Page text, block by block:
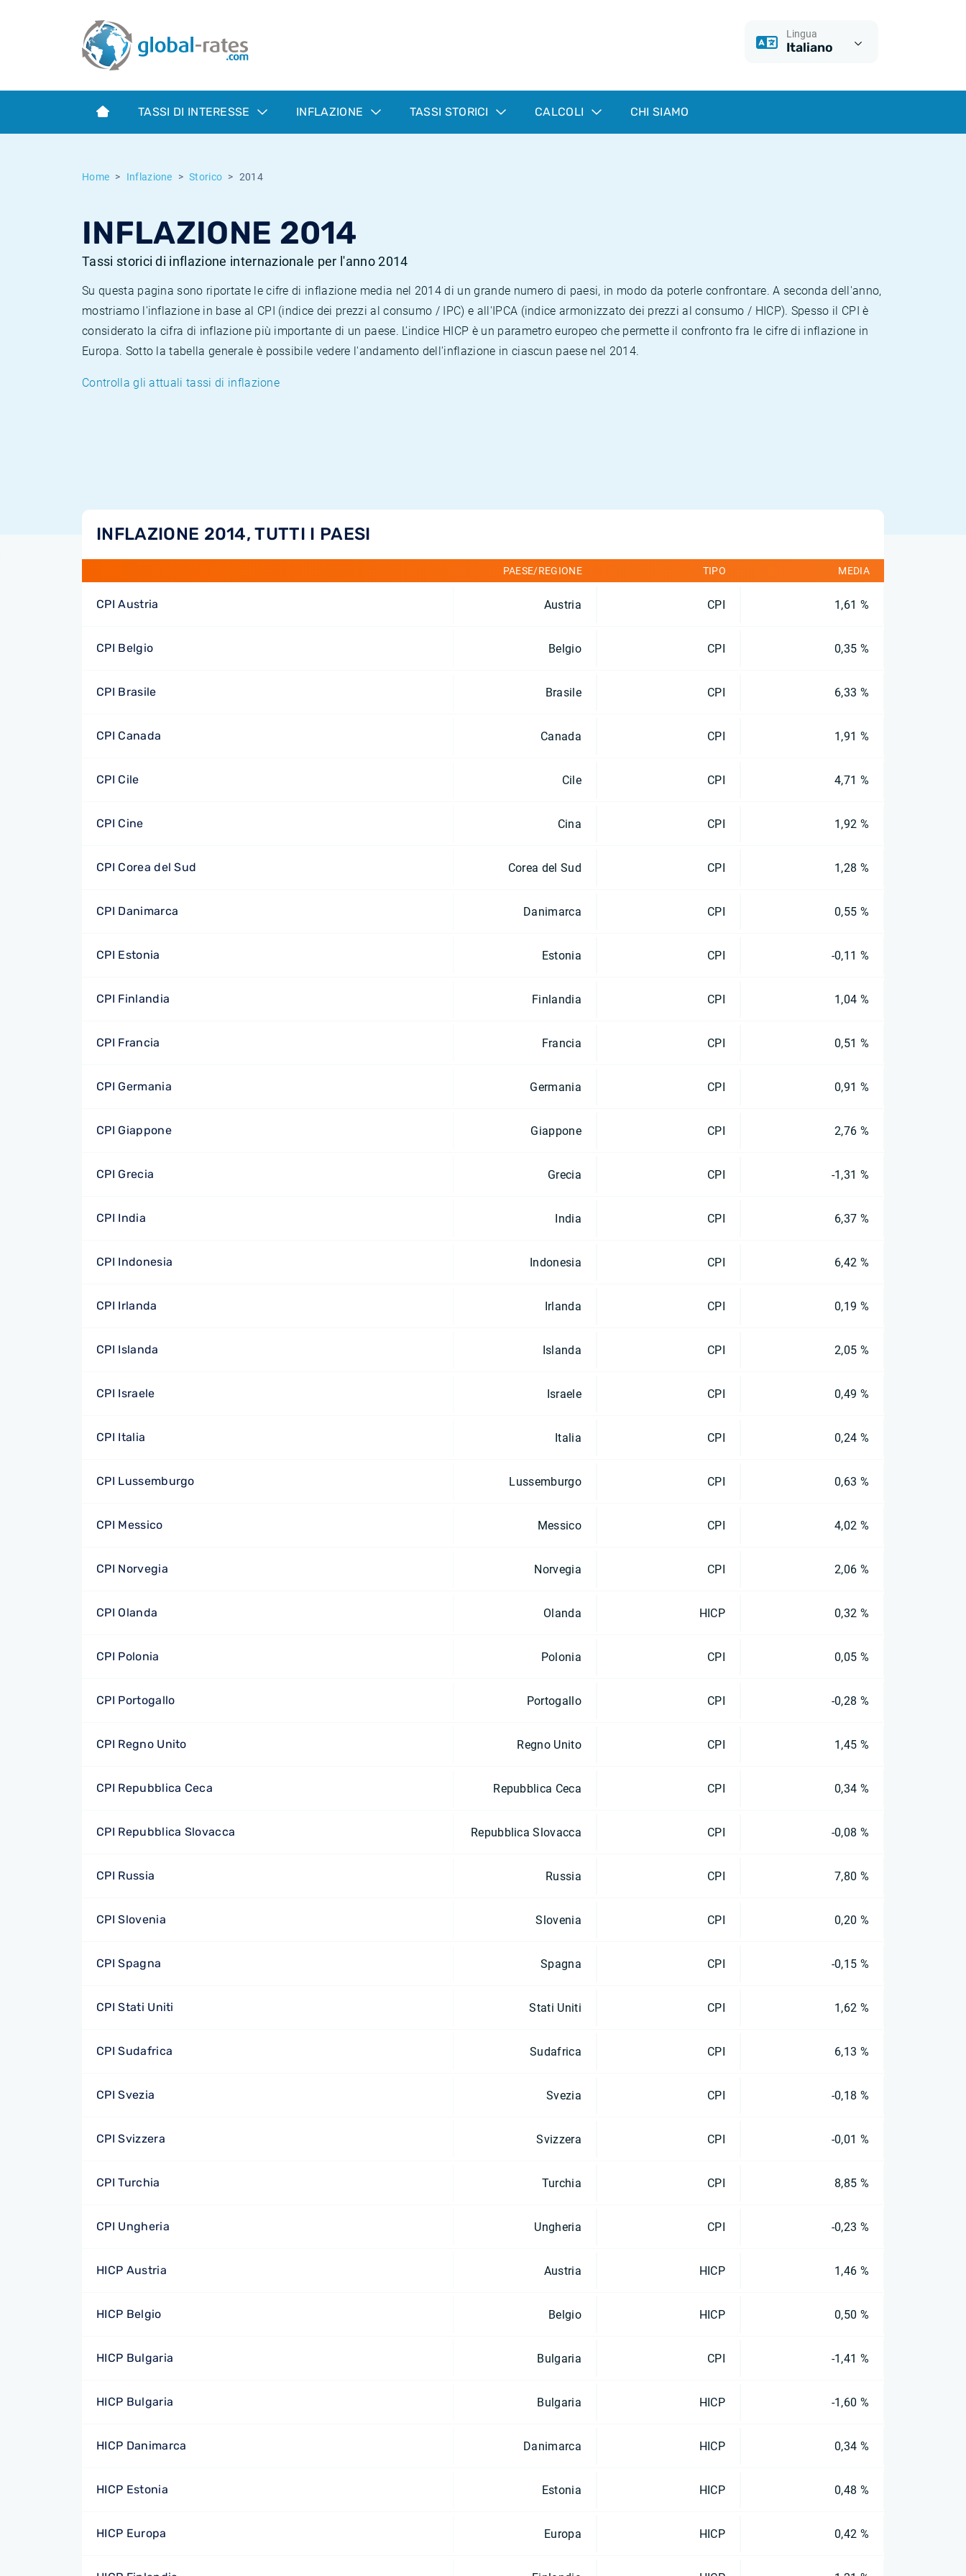
Lingua
Italiano
TASSI DI INTERESSE INFLAZIONE TASSI STORICI CALCOLI CHI SIAMO
Home Inflazione Storico 2014
INFLAZIONE 2014
Tassi storici di inflazione internazionale per l'anno 2014
Su questa pagina sono riportate le cifre di inflazione media nel 2014 di un grande numero di paesi, in modo da poterle confrontare. A seconda dell'anno,
mostriamo l'inflazione in base al CPI (indice dei prezzi al consumo / IPC) e all'IPCA (indice armonizzato dei prezzi al consumo / HICP). Spesso il CPI è
considerato la cifra di inflazione più importante di un paese. L'indice HICP è un parametro europeo che permette il confronto fra le cifre di inflazione in
Europa. Sotto la tabella generale è possibile vedere l'andamento dell'inflazione in ciascun paese nel 2014.
Controlla gli attuali tassi di inflazione
INFLAZIONE 2014, TUTTI I PAESI
PAESE/REGIONE TIPO MEDIA
CPI Austria Austria CPI 1,61 %
CPI Belgio Belgio CPI 0,35 %
CPI Brasile Brasile CPI 6,33 %
CPI Canada Canada CPI 1,91 %
CPI Cile Cile CPI 4,71 %
CPI Cine Cina CPI 1,92 %
CPI Corea del Sud Corea del Sud CPI 1,28 %
CPI Danimarca Danimarca CPI 0,55 %
CPI Estonia Estonia CPI -0,11 %
CPI Finlandia Finlandia CPI 1,04 %
CPI Francia Francia CPI 0,51 %
CPI Germania Germania CPI 0,91 %
CPI Giappone Giappone CPI 2,76 %
CPI Grecia Grecia CPI -1,31 %
CPI India India CPI 6,37 %
CPI Indonesia Indonesia CPI 6,42 %
CPI Irlanda Irlanda CPI 0,19 %
CPI Islanda Islanda CPI 2,05 %
CPI Israele Israele CPI 0,49 %
CPI Italia Italia CPI 0,24 %
CPI Lussemburgo Lussemburgo CPI 0,63 %
CPI Messico Messico CPI 4,02 %
CPI Norvegia Norvegia CPI 2,06 %
CPI Olanda Olanda HICP 0,32 %
CPI Polonia Polonia CPI 0,05 %
CPI Portogallo Portogallo CPI -0,28 %
CPI Regno Unito Regno Unito CPI 1,45 %
CPI Repubblica Ceca Repubblica Ceca CPI 0,34 %
CPI Repubblica Slovacca Repubblica Slovacca CPI -0,08 %
CPI Russia Russia CPI 7,80 %
CPI Slovenia Slovenia CPI 0,20 %
CPI Spagna Spagna CPI -0,15 %
CPI Stati Uniti Stati Uniti CPI 1,62 %
CPI Sudafrica Sudafrica CPI 6,13 %
CPI Svezia Svezia CPI -0,18 %
CPI Svizzera Svizzera CPI -0,01 %
CPI Turchia Turchia CPI 8,85 %
CPI Ungheria Ungheria CPI -0,23 %
HICP Austria Austria HICP 1,46 %
HICP Belgio Belgio HICP 0,50 %
HICP Bulgaria Bulgaria CPI -1,41 %
HICP Bulgaria Bulgaria HICP -1,60 %
HICP Danimarca Danimarca HICP 0,34 %
HICP Estonia Estonia HICP 0,48 %
HICP Europa Europa HICP 0,42 %
Term SOFR
Cos'è l'inflazione CPI?
Cos'è l'inflazione HICP?
Inflazione Svizzera
Tassi storici Euribor
Tassi storici di ESTER
Tassi di inflazione storici
Calcolatore dell’inflazione